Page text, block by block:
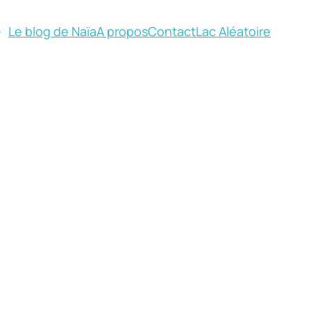
Le blog de NaïaA proposContactLac Aléatoire